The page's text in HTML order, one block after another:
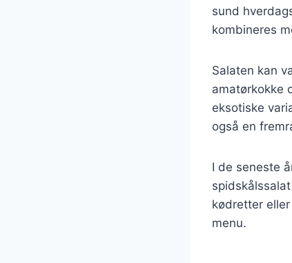
sund
kombineres
Salaten kan
amatørkokke
eksotiske
også en
I de seneste
kødretter
menu.